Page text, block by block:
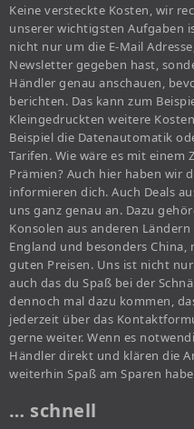
Keine versteckte Kosten, wir
unserer wichtigsten Aufgaben
nicht nur um die E-Mail
Newsletter gegeben hast,
Händler genau anschauen,
berichten. Das kann zum
Kleingedruckten weitere
Beispiel die Datenautomatik
Tarifen. Wie wäre es mit
Prämien? Auch hier haben wir
informieren dich. Auch Deals
uns ganz genau an. Dazu
Konsolen aus anderen
England und besonders
guten Preisen. Uns ist nicht
auch das du Spaß bei der
dennoch mal dazu kommen,
jederzeit über das
gerne weiter. Wenn es
Händler direkt und klären die
weiterhin Spaß am Sparen
… schnell